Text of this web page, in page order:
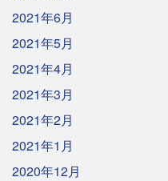
2021年6月
2021年5月
2021年4月
2021年3月
2021年2月
2021年1月
2020年12月